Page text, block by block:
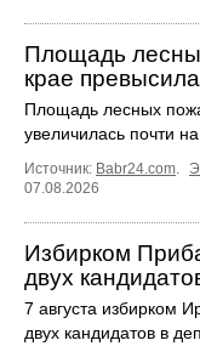
Площадь
крае
Площадь лесных
увеличилась почти
Источник: Babr24.com.
07.08.2026
Избирком
двух
7 августа избирком
двух кандидатов в